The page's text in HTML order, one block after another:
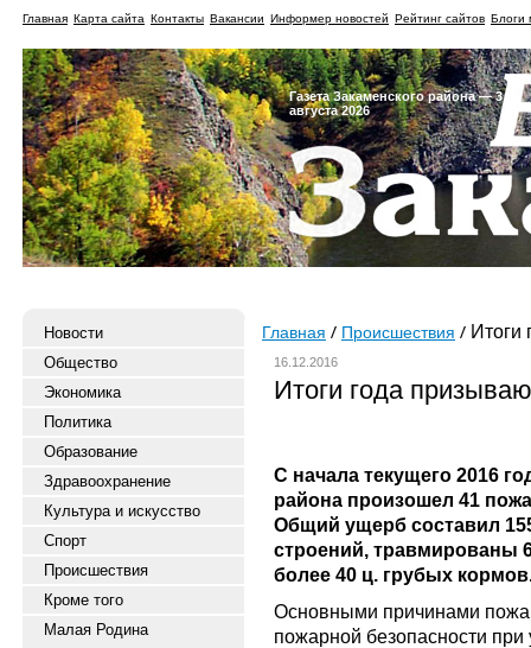
Главная Карта сайта Контакты Вакансии Информер новостей Рейтинг сайтов Блоги
Газета Закаменского района — 3
августа 2026
Новости
Общество
Экономика
Политика
Образование
Здравоохранение
Культура и искусство
Спорт
Происшествия
Кроме того
Малая Родина
Главная Происшествия Итоги
16.12.2016
Итоги года
С начала текущего 2016
района произошел 41
Общий ущерб составил
строений, травмированы
более 40 ц. грубых
Основными причинами
пожарной безопасности при